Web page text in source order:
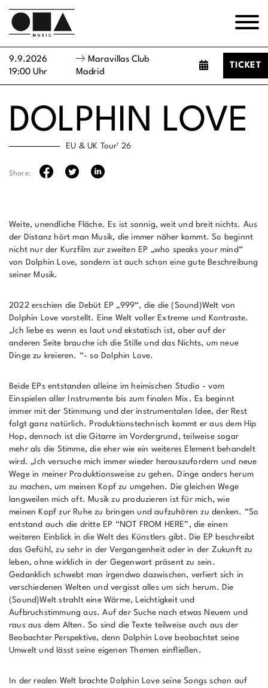
9.9.2026
19:00 Uhr
Maravillas Club
Madrid
TICKET
DOLPHIN LOVE
EU & UK Tour' 26
Share:
Weite, unendliche Fläche. Es ist sonnig, weit und breit nichts. Aus
der Distanz hört man Musik, die immer näher kommt. So beginnt
nicht nur der Kurzfilm zur zweiten EP „who speaks your mind“
von Dolphin Love, sondern ist auch schon eine gute Beschreibung
seiner Musik.
2022 erschien die Debüt EP „999“, die die (Sound)Welt von
Dolphin Love vorstellt. Eine Welt voller Extreme und Kontraste.
„Ich liebe es wenn es laut und ekstatisch ist, aber auf der
anderen Seite brauche ich die Stille und das Nichts, um neue
Dinge zu kreieren. “- so Dolphin Love.
Beide EPs entstanden alleine im heimischen Studio - vom
Einspielen aller Instrumente bis zum finalen Mix. Es beginnt
immer mit der Stimmung und der instrumentalen Idee, der Rest
folgt ganz natürlich. Produktionstechnisch kommt er aus dem Hip
Hop, dennoch ist die Gitarre im Vordergrund, teilweise sogar
mehr als die Stimme, die eher wie ein weiteres Element behandelt
wird. „Ich versuche mich immer wieder herauszufordern und neue
Wege in meiner Produktionsweise zu gehen. Dinge anders herum
zu machen, um meinen Kopf zu umgehen. Die gleichen Wege
langweilen mich oft. Musik zu produzieren ist für mich, wie
meinen Kopf zur Ruhe zu bringen und aufzuhören zu denken. “So
entstand auch die dritte EP “NOT FROM HERE”, die einen
weiteren Einblick in die Welt des Künstlers gibt. Die EP beschreibt
das Gefühl, zu sehr in der Vergangenheit oder in der Zukunft zu
leben, ohne wirklich in der Gegenwart präsent zu sein.
Gedanklich schwebt man irgendwo dazwischen, verliert sich in
verschiedenen Welten und vergisst alles um sich herum. Die
(Sound)Welt strahlt eine Wärme, Leichtigkeit und
Aufbruchstimmung aus. Auf der Suche nach etwas Neuem und
raus aus dem Alten. So sind die Texte teilweise auch aus der
Beobachter Perspektive, denn Dolphin Love beobachtet seine
Umwelt und lässt seine eigenen Themen einfließen.
In der realen Welt brachte Dolphin Love seine Songs schon auf